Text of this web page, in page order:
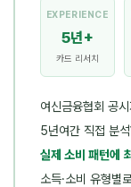
EXPERIENCE
5년+
카드 리서치
여신금융협회 공
5년여간 직접 분
실제 소비 패턴에
소득·소비 유형별